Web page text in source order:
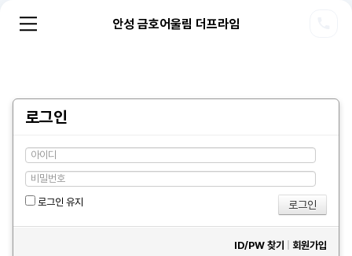
안성 금호어울림 더프라임
로그인
로그인 유지
ID/PW 찾기 회원가입